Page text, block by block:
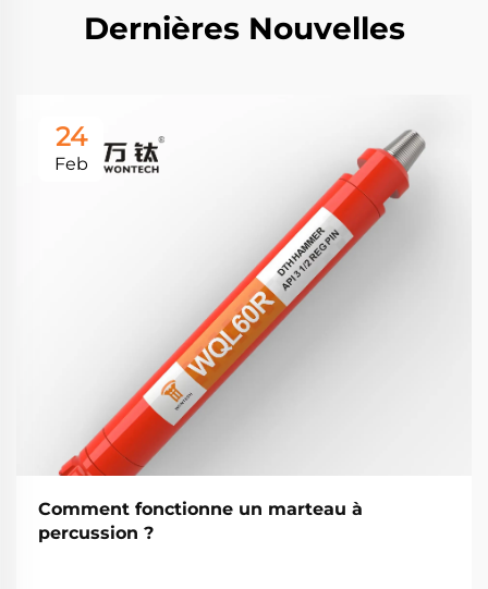
Dernières Nouvelles
24
Feb
Comment fonctionne un marteau à
percussion ?